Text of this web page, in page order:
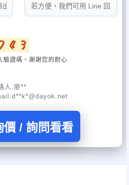
驗證碼，謝謝您的耐心
人:廖**
價 / 詢問看看